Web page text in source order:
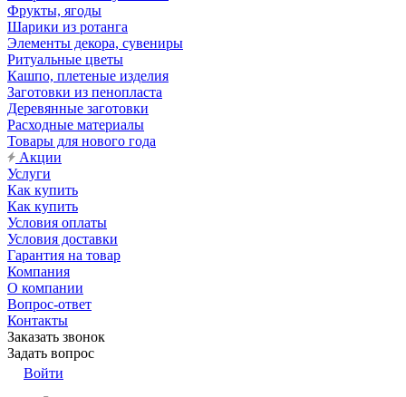
Фрукты, ягоды
Шарики из ротанга
Элементы декора, сувениры
Ритуальные цветы
Кашпо, плетеные изделия
Заготовки из пенопласта
Деревянные заготовки
Расходные материалы
Товары для нового года
Акции
Услуги
Как купить
Как купить
Условия оплаты
Условия доставки
Гарантия на товар
Компания
О компании
Вопрос-ответ
Контакты
Заказать звонок
Задать вопрос
Войти